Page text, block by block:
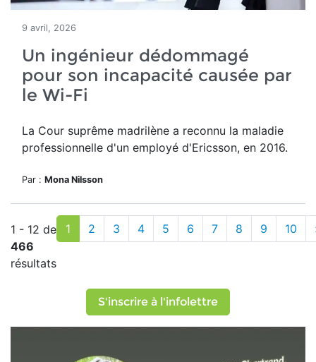
9 avril, 2026
Un ingénieur dédommagé
pour son incapacité causée par
le Wi-Fi
La Cour suprême madrilène a reconnu la maladie
professionnelle d'un employé d'Ericsson, en 2016.
Par : Mona Nilsson
1 - 12 de
466
résultats
1 2 3 4 5 6 7 8 9 10
S'inscrire à l'infolettre